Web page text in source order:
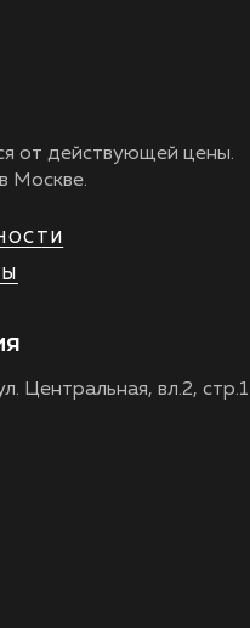
от действующей цены.
Москве.
Центральная, вл.2, стр.1